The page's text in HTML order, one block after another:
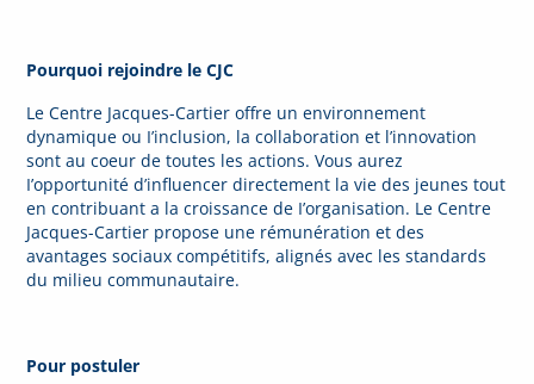
Pourquoi rejoindre le CJC
Le Centre Jacques-Cartier offre un environnement
dynamique ou I’inclusion, la collaboration et l’innovation
sont au coeur de toutes les actions. Vous aurez
I’opportunité d’influencer directement la vie des jeunes tout
en contribuant a la croissance de I’organisation. Le Centre
Jacques-Cartier propose une rémunération et des
avantages sociaux compétitifs, alignés avec les standards
du milieu communautaire.
Pour postuler